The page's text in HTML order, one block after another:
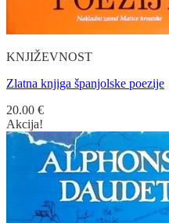
KNJIŽEVNOST
Zlatna knjiga španjolske poezije
20.00 €
Akcija!